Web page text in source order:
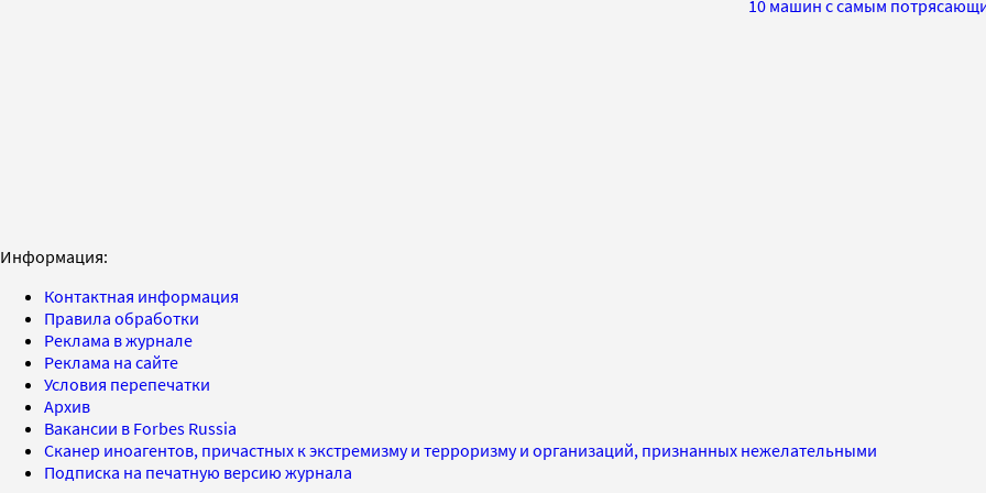
10 машин с самым
Информация:
Контактная информация
Правила обработки
Реклама в журнале
Реклама на сайте
Условия перепечатки
Архив
Вакансии в Forbes Russia
Сканер иноагентов, причастных к экстремизму и терроризму и организаций, признанных нежелательными
Подписка на печатную версию журнала